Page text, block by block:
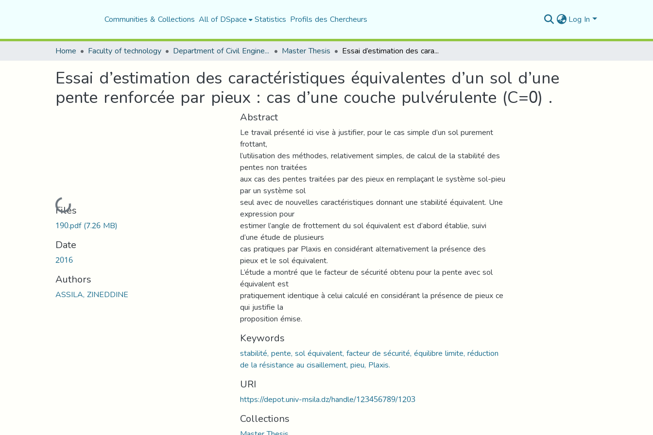
Communities & Collections All of DSpace Statistics Profils des Chercheurs Log In
Home Faculty of technology Department of Civil Engineering Master Thesis Essai d’estimation des caractéristiques équivalentes d’un sol d’une pente renforcée par pieux : cas d’une couche pulvérulente (C=0) .
Essai d’estimation des caractéristiques équivalentes d’un sol d’une
pente renforcée par pieux : cas d’une couche pulvérulente (C=0) .
Loading...
Files
190.pdf(7.26 MB)
Date
2016
Authors
ASSILA, ZINEDDINE
Abstract
Le travail présenté ici vise à justifier, pour le cas simple d’un sol purement
frottant,
l’utilisation des méthodes, relativement simples, de calcul de la stabilité des
pentes non traitées
aux cas des pentes traitées par des pieux en remplaçant le système sol-pieu
par un système sol
seul avec de nouvelles caractéristiques donnant une stabilité équivalent. Une
expression pour
estimer l’angle de frottement du sol équivalent est d’abord établie, suivi
d’une étude de plusieurs
cas pratiques par Plaxis en considérant alternativement la présence des
pieux et le sol équivalent.
L’étude a montré que le facteur de sécurité obtenu pour la pente avec sol
équivalent est
pratiquement identique à celui calculé en considérant la présence de pieux ce
qui justifie la
proposition émise.
Keywords
stabilité, pente, sol équivalent, facteur de sécurité, équilibre limite, réduction
de la résistance au cisaillement, pieu, Plaxis.
URI
https://depot.univ-msila.dz/handle/123456789/1203
Collections